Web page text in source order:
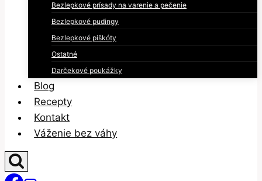
Bezlepkové prísady na varenie a pečenie
Bezlepkové pudingy
Bezlepkové piškóty
Ostatné
Darčekové poukážky
Blog
Recepty
Kontakt
Váženie bez váhy